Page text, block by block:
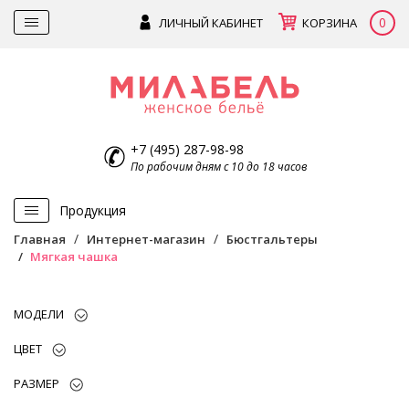
ЛИЧНЫЙ КАБИНЕТ КОРЗИНА 0
+7 (495) 287-98-98
По рабочим дням с 10 до 18 часов
Продукция
Главная Интернет-магазин
Бюстгальтеры
Мягкая чашка
МОДЕЛИ
ЦВЕТ
РАЗМЕР